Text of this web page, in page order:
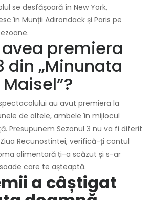
se desfășoară în New York,
în Munții Adirondack și Paris pe
premiera
din „Minunata
au avut premiera la
de altele, ambele în mijlocul
Presupunem Sezonul 3 nu va fi diferit
Recunostintei, verifică-ți contul
alimentară ți-a scăzut și s-ar
care te așteaptă.
a câștigat